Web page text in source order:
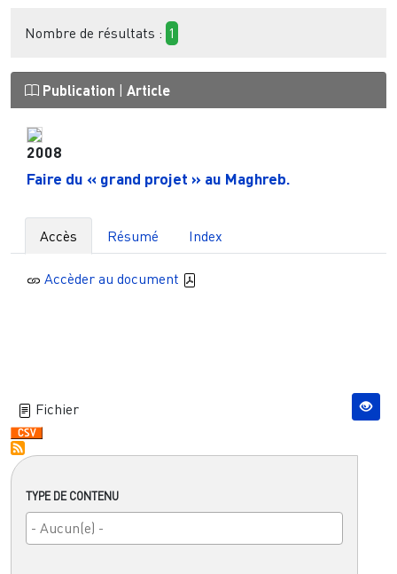
TYPE DE CONTENU
Nombre de résultats : 1
Publication Article
2008
Faire du « grand projet » au Maghreb.
Accès Résumé Index
Accèder au document
Fichier